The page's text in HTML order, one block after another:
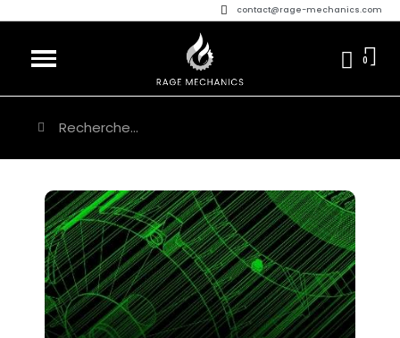
contact@rage-mechanics.com